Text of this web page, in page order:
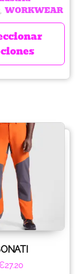
, WORKWEAR
27.20